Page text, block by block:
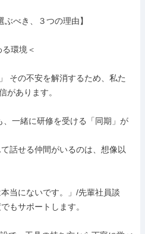
ぶべき、３つの理由】
環境＜
その不安を解消するため、私た
があります。
一緒に研修を受ける「同期」が